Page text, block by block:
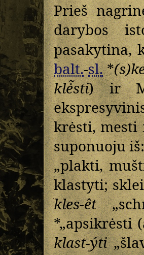
Prieš
darybos
pasakytina,
balt.-sl.*
klė̃sti) ir
krėsti,
suponuoju
„plakti,
klastyti;
kles-êt
*„apsikrėsti
klast-ýti